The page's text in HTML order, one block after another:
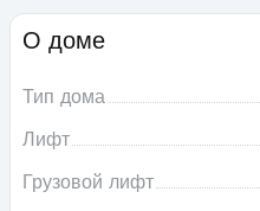
О доме
Тип дома
Лифт
Грузовой лифт